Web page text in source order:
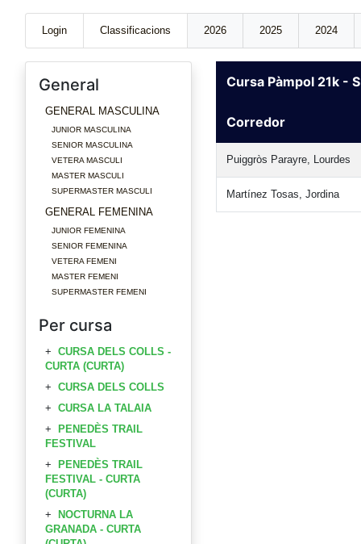
Login Classificacions 2026 2025 2024
General
GENERAL MASCULINA
JUNIOR MASCULINA
SENIOR MASCULINA
VETERA MASCULI
MASTER MASCULI
SUPERMASTER MASCULI
GENERAL FEMENINA
JUNIOR FEMENINA
SENIOR FEMENINA
VETERA FEMENI
MASTER FEMENI
SUPERMASTER FEMENI
Per cursa
CURSA DELS COLLS -
CURTA (CURTA)
CURSA DELS COLLS
CURSA LA TALAIA
PENEDÈS TRAIL
FESTIVAL
PENEDÈS TRAIL
FESTIVAL - CURTA
(CURTA)
NOCTURNA LA
GRANADA - CURTA
Cursa Pàmpol 21k -
Corredor
Puiggròs Parayre, Lourdes
Martínez Tosas, Jordina